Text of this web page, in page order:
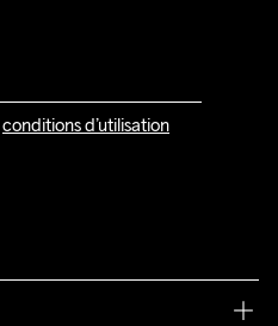
conditions d’utilisation